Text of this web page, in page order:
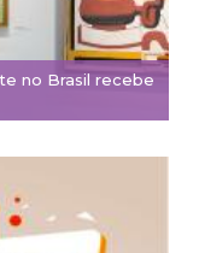
no Brasil recebe